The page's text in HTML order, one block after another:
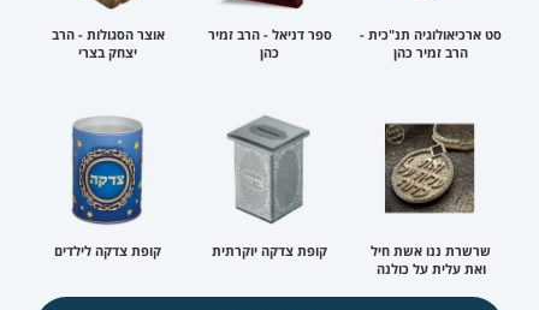
סט ארכיאולוגיה תנ"כית -
הרב זמיר כהן
ספר דניאל - הרב זמיר
כהן
אוצר הסגולות - הרב
יצחק בצרי
שרשרת ננו אשת חיל
ואת עלית על כולנה
קופת צדקה יוקרתית קופת צדקה לילדים